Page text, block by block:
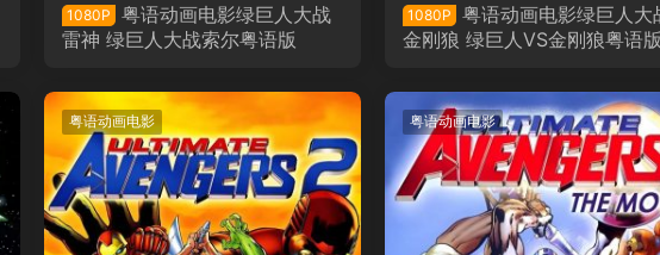
1080P
粤语动画电影绿巨人大战
雷神 绿巨人大战索尔粤语版
1080P
粤语动画电影绿巨人大
金刚狼 绿巨人VS金刚狼粤语
粤语动画电影 粤语动画电影